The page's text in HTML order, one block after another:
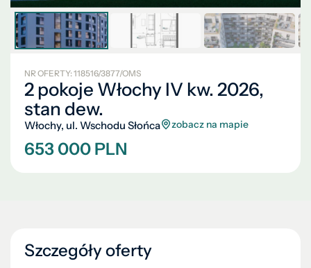
NR OFERTY: 118516/3877/OMS
2 pokoje Włochy IV kw. 2026,
stan dew.
Włochy, ul. Wschodu Słońca zobacz na mapie
653 000 PLN
Szczegóły oferty